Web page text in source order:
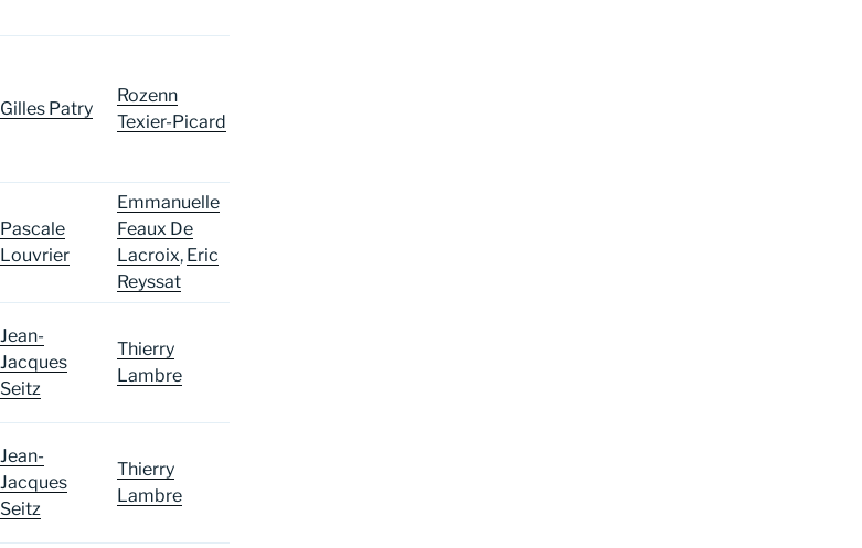
Gilles Patry
Rozenn
Texier-Picard
Pascale
Louvrier
Emmanuelle
Feaux De
Lacroix, Eric
Reyssat
Jean-
Jacques
Seitz
Thierry
Lambre
Jean-
Jacques
Seitz
Thierry
Lambre